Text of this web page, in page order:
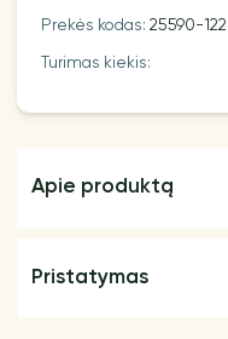
Prekės kodas:25590-122
Turimas kiekis:
Apie produktą
Pristatymas